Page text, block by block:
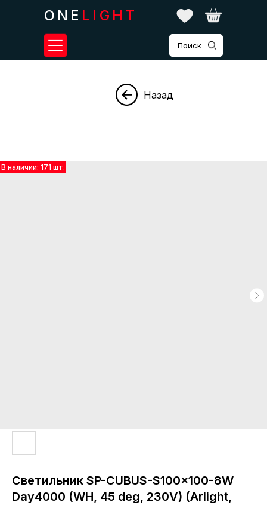
Поиск
ONE LIGHT
Назад
Светильник SP-CUBUS-S100x100-8W
Day4000 (WH, 45 deg, 230V) (Arlight,